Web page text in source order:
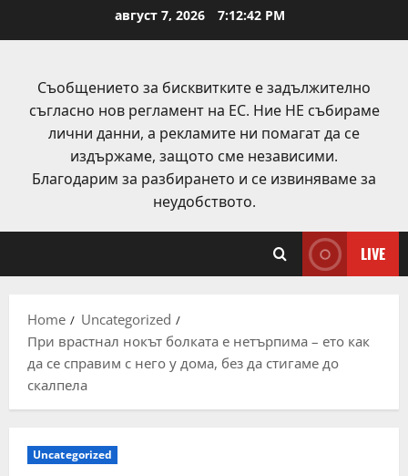
август 7, 2026 7:12:43 PM
Съобщението за бисквитките е задължително
съгласно нов регламент на ЕС. Ние НЕ събираме
лични данни, а рекламите ни помагат да се
издържаме, защото сме независими.
Благодарим за разбирането и се извиняваме за
неудобството.
LIVE
Home
Uncategorized
При врастнал нокът болката е нетърпима – ето как
да се справим с него у дома, без да стигаме до
скалпела
Uncategorized